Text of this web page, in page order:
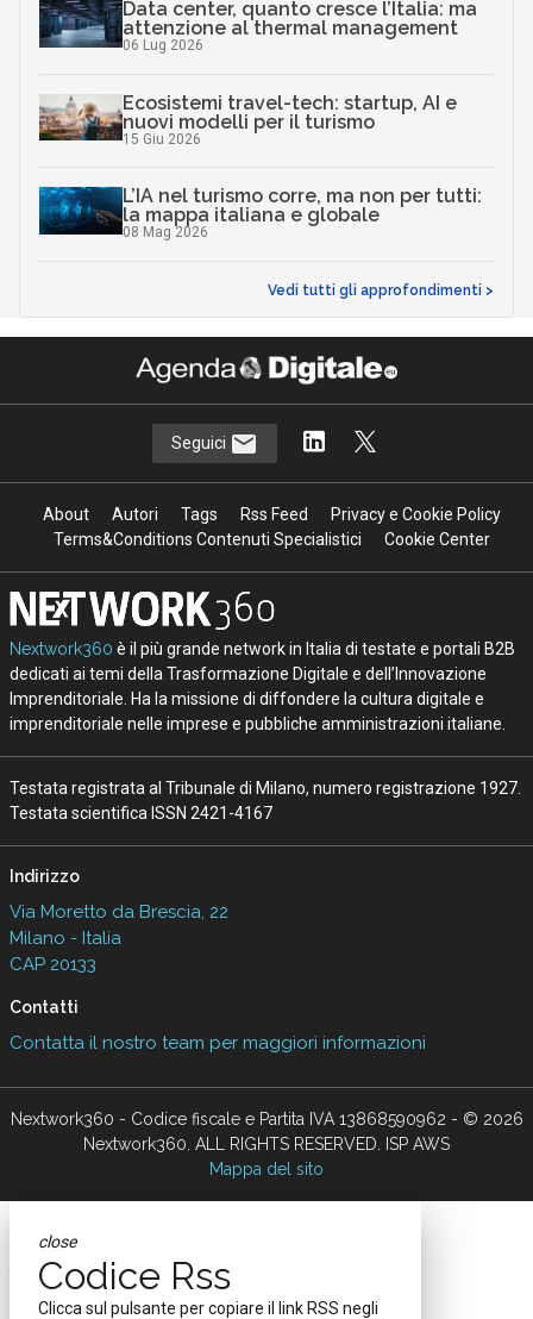
Data center, quanto cresce l’Italia: ma
attenzione al thermal management
06 Lug 2026
Ecosistemi travel-tech: startup, AI e
nuovi modelli per il turismo
15 Giu 2026
L’IA nel turismo corre, ma non per tutti:
la mappa italiana e globale
08 Mag 2026
Vedi tutti gli approfondimenti >
Seguici
About Autori Tags Rss Feed
Privacy e Cookie Policy
Terms&Conditions Contenuti Specialistici
Cookie Center
Nextwork360 è il più grande network in Italia di testate e portali B2B
dedicati ai temi della Trasformazione Digitale e dell’Innovazione
Imprenditoriale. Ha la missione di diffondere la cultura digitale e
imprenditoriale nelle imprese e pubbliche amministrazioni italiane.
Testata registrata al Tribunale di Milano, numero registrazione 1927.
Testata scientifica ISSN 2421-4167
Indirizzo
Via Moretto da Brescia, 22
Milano - Italia
CAP 20133
Contatti
Contatta il nostro team per maggiori informazioni
Nextwork360 - Codice fiscale e Partita IVA 13868590962 - © 2026
Nextwork360. ALL RIGHTS RESERVED. ISP AWS
Mappa del sito
close
Codice Rss
Clicca sul pulsante per copiare il link RSS negli